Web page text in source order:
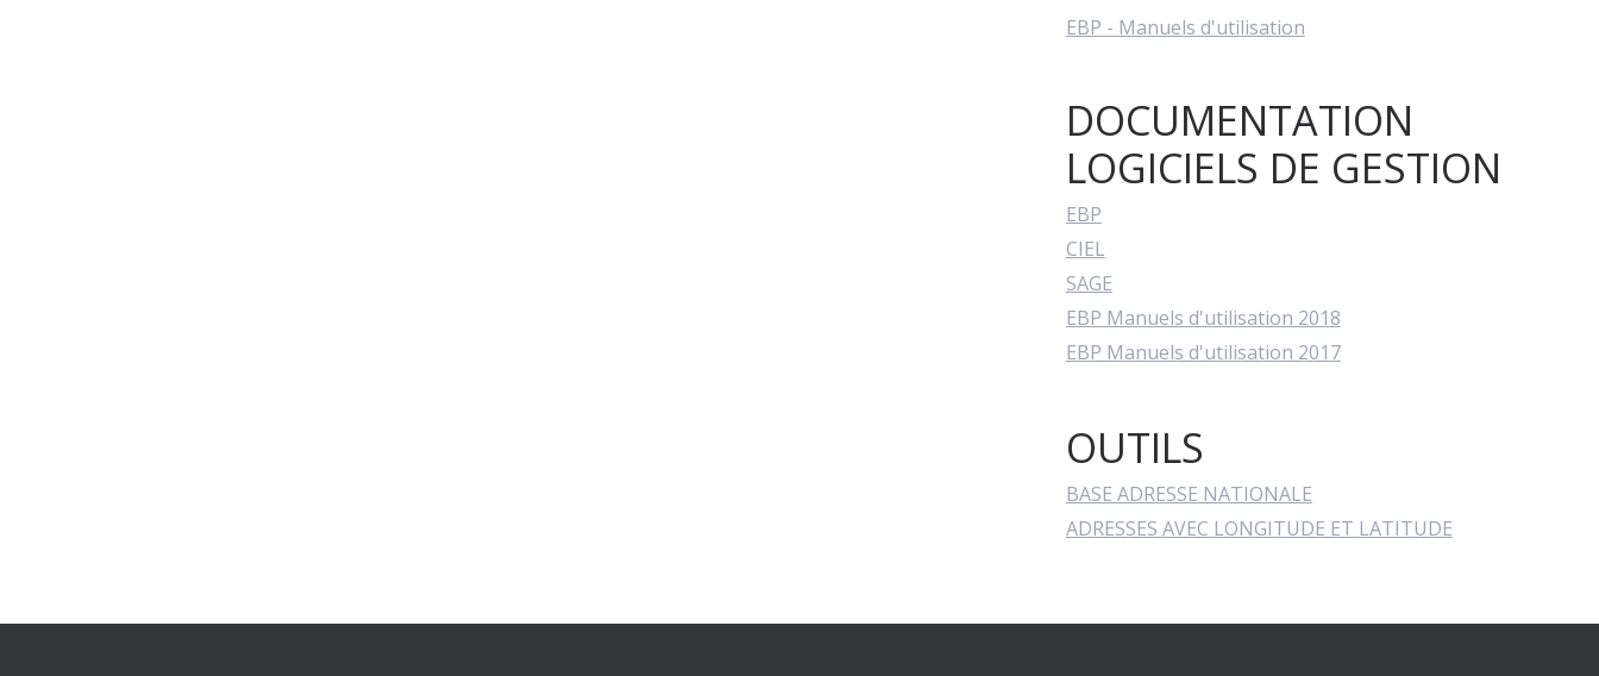
EBP - Manuels d'utilisation
DOCUMENTATION
LOGICIELS DE GESTION
EBP
CIEL
SAGE
EBP Manuels d'utilisation 2018
EBP Manuels d'utilisation 2017
OUTILS
BASE ADRESSE NATIONALE
ADRESSES AVEC LONGITUDE ET LATITUDE